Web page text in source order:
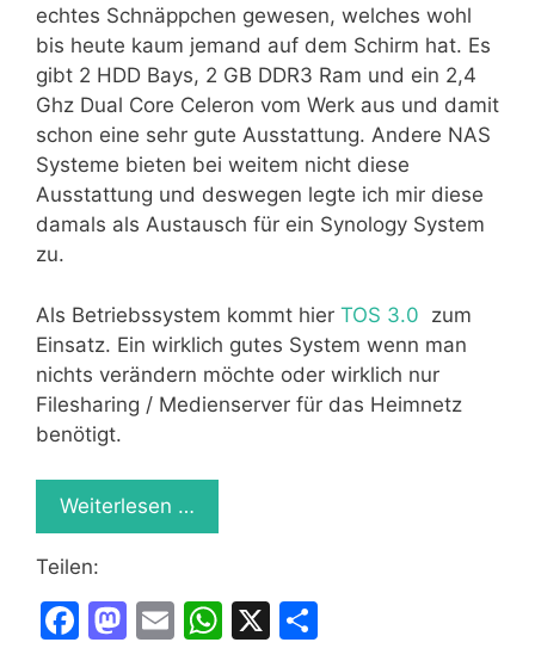
echtes Schnäppchen gewesen, welches wohl
bis heute kaum jemand auf dem Schirm hat. Es
gibt 2 HDD Bays, 2 GB DDR3 Ram und ein 2,4
Ghz Dual Core Celeron vom Werk aus und damit
schon eine sehr gute Ausstattung. Andere NAS
Systeme bieten bei weitem nicht diese
Ausstattung und deswegen legte ich mir diese
damals als Austausch für ein Synology System
zu.
Als Betriebssystem kommt hier TOS 3.0 zum
Einsatz. Ein wirklich gutes System wenn man
nichts verändern möchte oder wirklich nur
Filesharing / Medienserver für das Heimnetz
benötigt.
Weiterlesen …
Teilen:
F
M E
W X